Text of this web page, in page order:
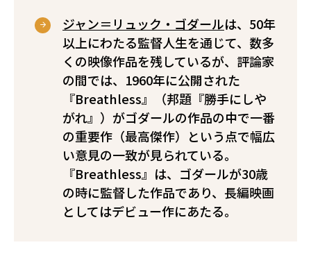
ジャン＝リュック・ゴダールは、50年
以上にわたる監督人生を通じて、数多
くの映像作品を残しているが、評論家
の間では、1960年に公開された
『Breathless』（邦題『勝手にしや
がれ』）がゴダールの作品の中で一番
の重要作（最高傑作）という点で幅広
い意見の一致が見られている。
『Breathless』は、ゴダールが30歳
の時に監督した作品であり、長編映画
としてはデビュー作にあたる。